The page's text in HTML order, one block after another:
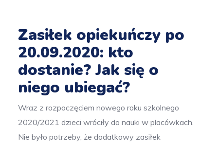
Zasiłek opiekuńczy po
20.09.2020: kto
dostanie? Jak się o
niego ubiegać?
Wraz z rozpoczęciem nowego roku szkolnego
2020/2021 dzieci wróciły do nauki w placówkach.
Nie było potrzeby, że dodatkowy zasiłek